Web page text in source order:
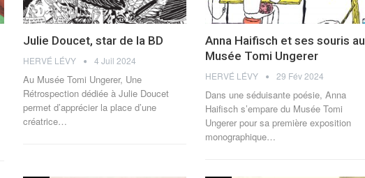
Julie Doucet, star de la BD
HERVÉ LÉVY 4 Juil 2024
Au Musée Tomi Ungerer, Une
Rétrospection dédiée à Julie Doucet
permet d’apprécier la place d’une
créatrice…
Anna Haifisch et ses souris au
Musée Tomi Ungerer
HERVÉ LÉVY 29 Fév 2024
Dans une séduisante poésie, Anna
Haifisch s’empare du Musée Tomi
Ungerer pour sa première exposition
monographique…